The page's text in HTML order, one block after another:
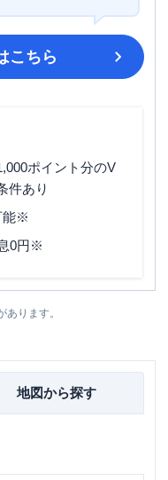
こちら
ポイント分のV
件あり
能※
0円※
ります。
地図から探す